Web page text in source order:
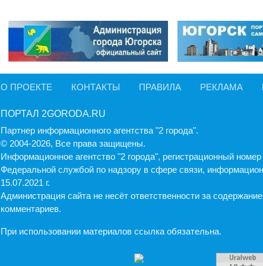
О ПРОЕКТЕ КОНТАКТЫ ПРАВИЛА РЕКЛАМА
ПОРТАЛ 2GORODA.RU
Партнер информационного агентства "2 города".
© 2004-2026, Все права защищены.
Информационное агентство "2 города", регистрационный
Федеральной службой по надзору в сфере связи,
15.07.2021 г.
Администрация cайта не несёт ответственности за
комментариев.
При использовании материалов ссылка обязательна.